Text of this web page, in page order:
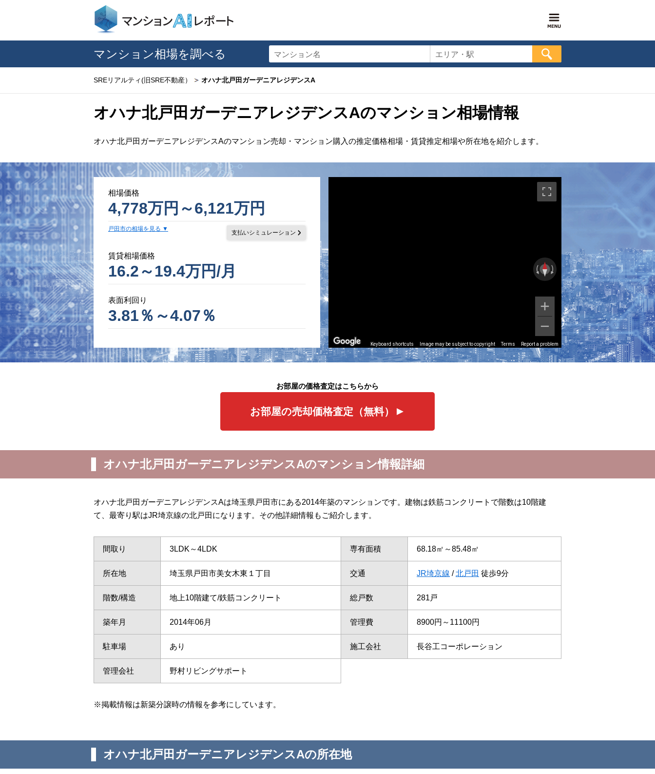
マンション相場を調べる マンション名 エリア・駅
SREリアルティ(旧SRE不動産） オハナ北戸田ガーデニアレジデンスA
オハナ北戸田ガーデニアレジデンスAのマンション相場情報
オハナ北戸田ガーデニアレジデンスAのマンション売却・マンション購入の推定価格相場・賃貸推定相場や所在地を紹介します。
相場価格
4,778万円～6,121万円
戸田市の相場を見る
支払いシミュレーション
賃貸相場価格
16.2～19.4万円/月
表面利回り
3.81％～4.07％
Keyboard shortcuts Image may be subject to copyright Terms Report a problem
お部屋の価格査定はこちらから
お部屋の売却価格査定（無料）
オハナ北戸田ガーデニアレジデンスAのマンション情報詳細
オハナ北戸田ガーデニアレジデンスAは埼玉県戸田市にある2014年築のマンションです。建物は鉄筋コンクリートで階数は10階建
て、最寄り駅はJR埼京線の北戸田になります。その他詳細情報もご紹介します。
間取り 3LDK～4LDK 専有面積 68.18㎡～85.48㎡
所在地 埼玉県戸田市美女木東１丁目 交通 JR埼京線 /北戸田 徒歩9分
階数/構造 地上10階建て/鉄筋コンクリート 総戸数 281戸
築年月 2014年06月 管理費 8900円～11100円
駐車場 あり 施工会社 長谷工コーポレーション
管理会社 野村リビングサポート
※掲載情報は新築分譲時の情報を参考にしています。
オハナ北戸田ガーデニアレジデンスAの所在地